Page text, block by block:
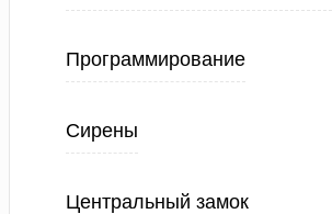
Программирование
Сирены
Центральный замок